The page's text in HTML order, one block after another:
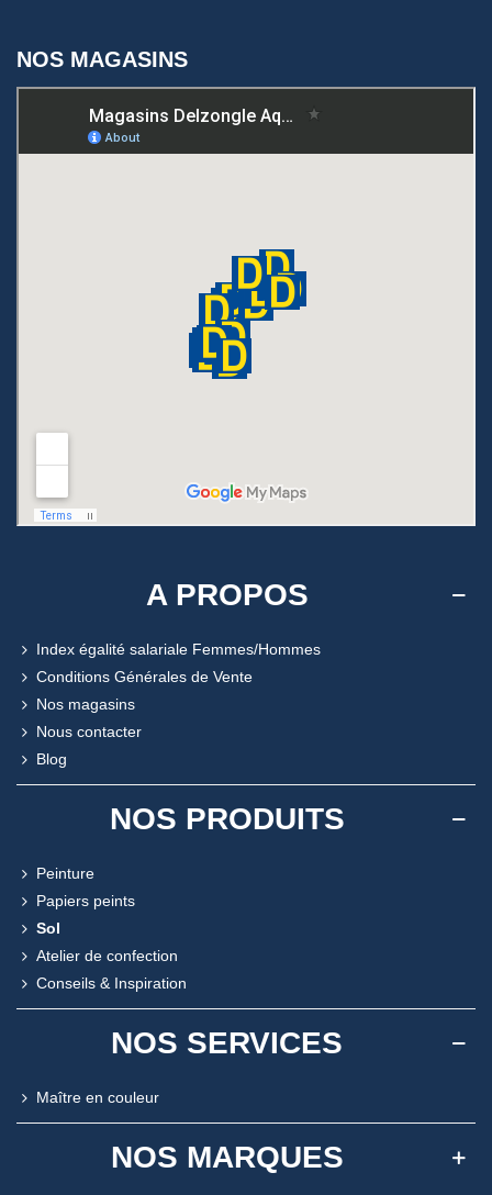
NOS MAGASINS
A PROPOS
Index égalité salariale Femmes/Hommes
Conditions Générales de Vente
Nos magasins
Nous contacter
Blog
NOS PRODUITS
Peinture
Papiers peints
Sol
Atelier de confection
Conseils & Inspiration
NOS SERVICES
Maître en couleur
NOS MARQUES